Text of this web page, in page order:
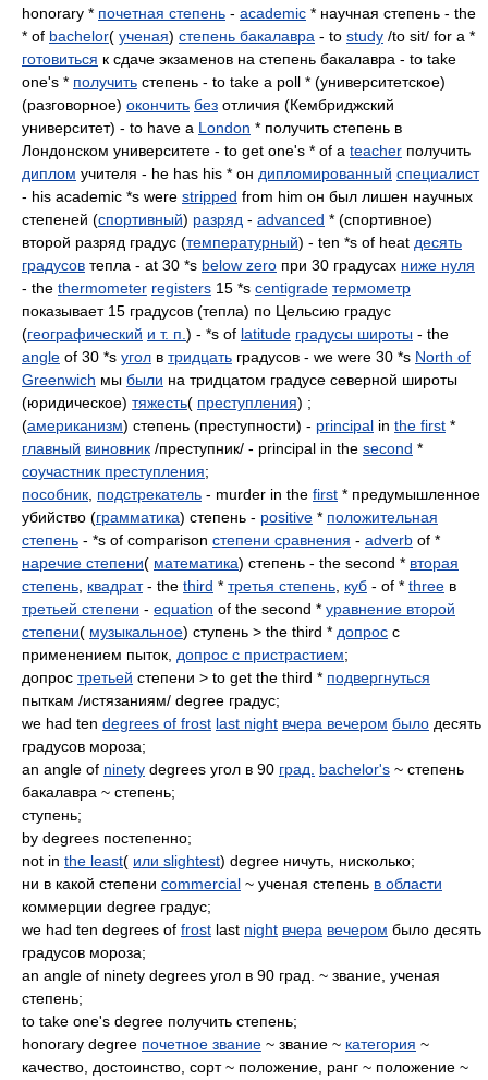
honorary * почетная степень - academic * научная степень - the
* of bachelor( ученая) степень бакалавра - to study /to sit/ for a *
готовиться к сдаче экзаменов на степень бакалавра - to take
one's * получить степень - to take a poll * (университетское)
(разговорное) окончить без отличия (Кембриджский
университет) - to have a London * получить степень в
Лондонском университете - to get one's * of a teacher получить
диплом учителя - he has his * он дипломированный специалист
- his academic *s were stripped from him он был лишен научных
степеней (спортивный) разряд - advanced * (спортивное)
второй разряд градус (температурный) - ten *s of heat десять
градусов тепла - at 30 *s below zero при 30 градусах ниже нуля
- the thermometer registers 15 *s centigrade термометр
показывает 15 градусов (тепла) по Цельсию градус
(географический и т. п. ) - *s of latitude градусы широты - the
angle of 30 *s угол в тридцать градусов - we were 30 *s North of
Greenwich мы были на тридцатом градусе северной широты
(юридическое) тяжесть( преступления) ;
(американизм) степень (преступности) - principal in the first *
главный виновник /преступник/ - principal in the second *
соучастник преступления;
пособник подстрекатель - murder in the first * предумышленное
убийство (грамматика) степень - positive * положительная
степень - *s of comparison степени сравнения - adverb of *
наречие степени( математика) степень - the second * вторая
степень квадрат- the third * третья степень куб - of * three в
третьей степени - equation of the second * уравнение второй
степени( музыкальное) ступень > the third * допрос с
применением пыток, допрос с пристрастием;
допрос третьей степени > to get the third * подвергнуться
пыткам /истязаниям/ degree градус;
we had ten degrees of frost last night вчера вечером было десять
градусов мороза;
an angle of ninety degrees угол в 90 град. bachelor's ~ степень
бакалавра ~ степень;
ступень;
by degrees постепенно;
not in the least( или slightest) degree ничуть, нисколько;
ни в какой степени commercial ~ ученая степень в области
коммерции degree градус;
we had ten degrees of frost last night вчера вечером было десять
градусов мороза;
an angle of ninety degrees угол в 90 град. ~ звание, ученая
степень;
to take one's degree получить степень;
honorary degree почетное звание ~ звание ~ категория ~
качество, достоинство, сорт ~ положение, ранг ~ положение ~